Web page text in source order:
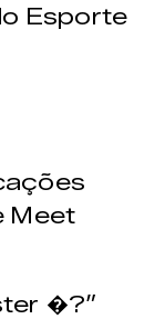
Esporte
Meet
�?”